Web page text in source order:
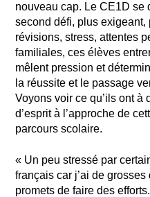
nouveau cap. Le CE1D se
second défi, plus
révisions, stress, attentes
familiales, ces élèves
mêlent pression et
la réussite et le passage
Voyons voir ce qu’ils ont à
d’esprit à l’approche de
parcours scolaire.
« Un peu stressé par
français car j’ai de
promets de faire des